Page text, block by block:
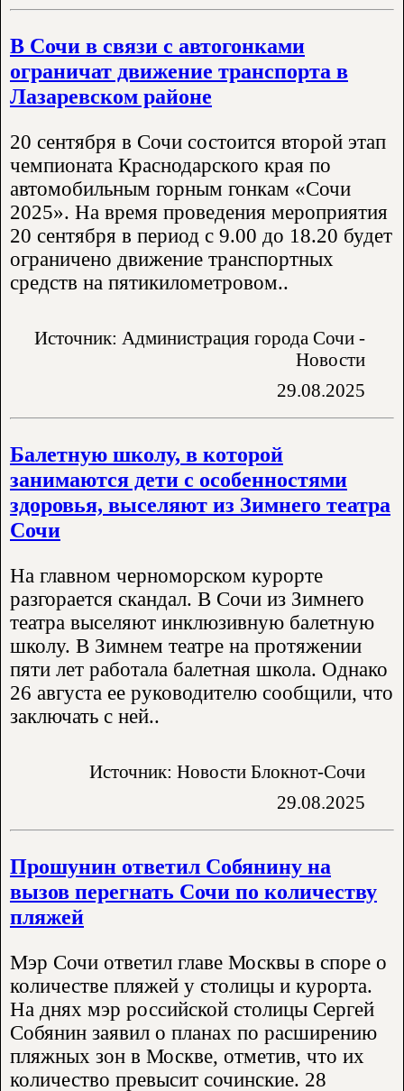
В Сочи в связи с автогонками
ограничат движение транспорта в
Лазаревском районе
20 сентября в Сочи состоится второй этап
чемпионата Краснодарского края по
автомобильным горным гонкам «Сочи
2025». На время проведения мероприятия
20 сентября в период с 9.00 до 18.20 будет
ограничено движение транспортных
средств на пятикилометровом..
Источник: Администрация города Сочи -
Новости
29.08.2025
Балетную школу, в которой
занимаются дети с особенностями
здоровья, выселяют из Зимнего театра
Сочи
На главном черноморском курорте
разгорается скандал. В Сочи из Зимнего
театра выселяют инклюзивную балетную
школу. В Зимнем театре на протяжении
пяти лет работала балетная школа. Однако
26 августа ее руководителю сообщили, что
заключать с ней..
Источник: Новости Блокнот-Сочи
29.08.2025
Прошунин ответил Собянину на
вызов перегнать Сочи по количеству
пляжей
Мэр Сочи ответил главе Москвы в споре о
количестве пляжей у столицы и курорта.
На днях мэр российской столицы Сергей
Собянин заявил о планах по расширению
пляжных зон в Москве, отметив, что их
количество превысит сочинские. 28